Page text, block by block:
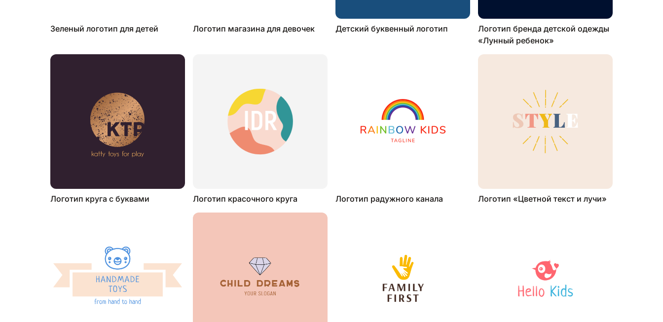
Зеленый логотип для детей Логотип магазина для девочек Детский буквенный логотип
Логотип бренда детской одежды
«Лунный ребенок»
Логотип круга с буквами Логотип красочного круга Логотип радужного канала Логотип «Цветной текст и лучи»